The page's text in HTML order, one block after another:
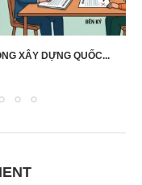
XÂY DỰNG QUỐC...